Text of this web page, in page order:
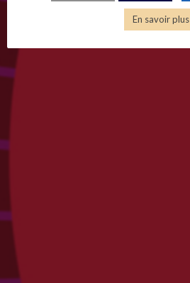
En savoir plus